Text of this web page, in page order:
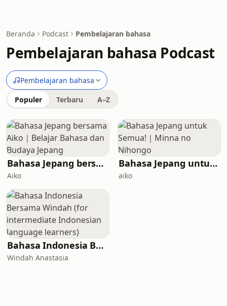
Beranda Podcast Pembelajaran bahasa
Pembelajaran bahasa Podcast
Pembelajaran bahasa
Populer Terbaru A–Z
Bahasa Jepang bersama Aiko｜Belajar Bahasa dan Budaya Jepang
Aiko
Bahasa Jepang untuk Semua!｜Minna no Nihongo
aiko
Bahasa Indonesia Bersama Windah (for intermediate Indonesian language learners)
Windah Anastasia